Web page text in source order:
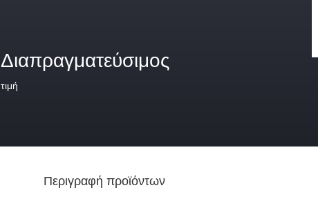
Διαπραγματεύσιμος
τιμή
Περιγραφή προϊόντων